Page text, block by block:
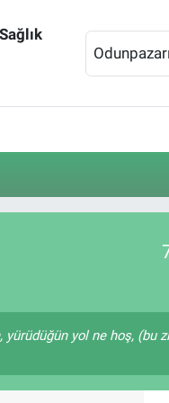
Sağlık
Odunpazarı
yol ne hoş, (bu